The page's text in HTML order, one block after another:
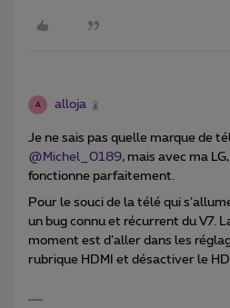
A alloja
Je ne sais pas quelle marque de
@Michel_0189, mais avec ma
fonctionne parfaitement.
Pour le souci de la télé qui
un bug connu et récurrent du V7.
moment est d’aller dans les
rubrique HDMI et désactiver le